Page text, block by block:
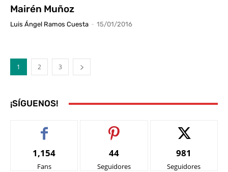
Mairén Muñoz
Luis Ángel Ramos Cuesta - 15/01/2016
1 2 3
¡SÍGUENOS!
1,154
Fans
44
Seguidores
981
Seguidores